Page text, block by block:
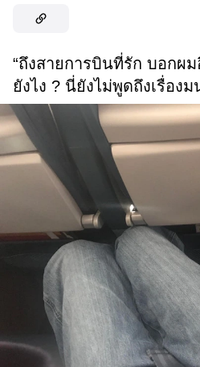
“ถึงสายการบินที่รัก บอกผ
ยังไง ? นี่ยังไม่พูดถึงเรื่อง